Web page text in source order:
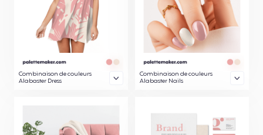
Combinaison de couleurs
Alabaster Dress
Combinaison de couleurs
Alabaster Nails